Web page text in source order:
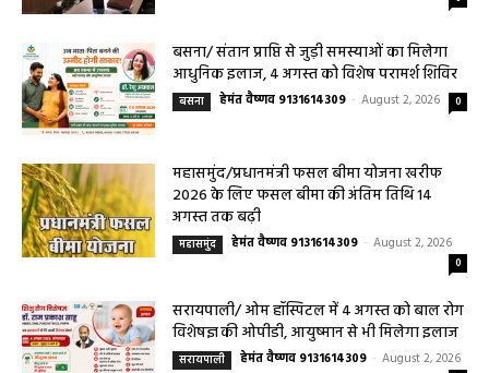
बसना/ संतान प्राप्ति से जुड़ी समस्याओं का मिलेगा
आधुनिक इलाज, 4 अगस्त को विशेष परामर्श शिविर
बसना हेमंत वैष्णव 9131614309 - August 2, 2026 0
महासमुंद/प्रधानमंत्री फसल बीमा योजना खरीफ
2026 के लिए फसल बीमा की अंतिम तिथि 14
अगस्त तक बढ़ी
महासमुंद हेमंत वैष्णव 9131614309 - August 2, 2026
0
सरायपाली/ ओम हॉस्पिटल में 4 अगस्त को बाल रोग
विशेषज्ञ की ओपीडी, आयुष्मान से भी मिलेगा इलाज
सरायपाली हेमंत वैष्णव 9131614309 - August 2, 2026